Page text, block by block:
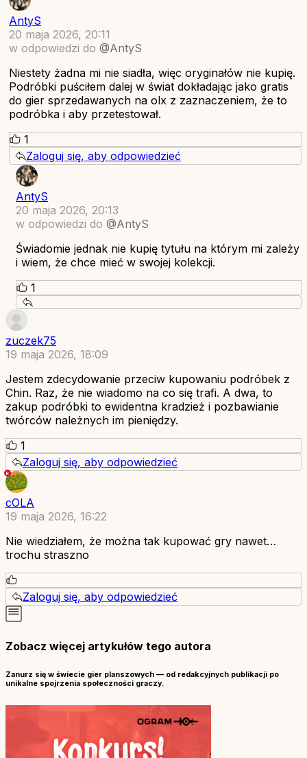
AntyS
20 maja 2026, 20:11
w odpowiedzi do @AntyS
Niestety żadna mi nie siadła, więc oryginałów nie kupię.
Podróbki puściłem dalej w świat dokładając jako gratis
do gier sprzedawanych na olx z zaznaczeniem, że to
podróbka i aby przetestował.
1
Zaloguj się, aby odpowiedzieć
AntyS
20 maja 2026, 20:13
w odpowiedzi do @AntyS
Świadomie jednak nie kupię tytułu na którym mi zależy
i wiem, że chce mieć w swojej kolekcji.
1
zuczek75
19 maja 2026, 18:09
Jestem zdecydowanie przeciw kupowaniu podróbek z
Chin. Raz, że nie wiadomo na co się trafi. A dwa, to
zakup podróbki to ewidentna kradzież i pozbawianie
twórców należnych im pieniędzy.
1
Zaloguj się, aby odpowiedzieć
cOLA
19 maja 2026, 16:22
Nie wiedziałem, że można tak kupować gry nawet…
trochu straszno
Zaloguj się, aby odpowiedzieć
Zobacz więcej artykułów tego autora
Zanurz się w świecie gier planszowych — od redakcyjnych publikacji po
unikalne spojrzenia społeczności graczy.